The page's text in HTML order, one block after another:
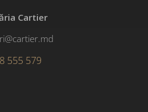
Cartier
555 579